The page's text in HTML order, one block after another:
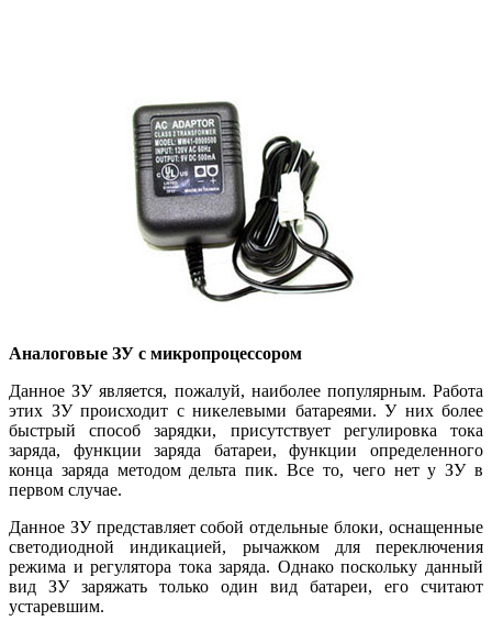
Аналоговые ЗУ с микропроцессором
Данное ЗУ является, пожалуй, наиболее популярным. Работа
этих ЗУ происходит с никелевыми батареями. У них более
быстрый способ зарядки, присутствует регулировка тока
заряда, функции заряда батареи, функции определенного
конца заряда методом дельта пик. Все то, чего нет у ЗУ в
первом случае.
Данное ЗУ представляет собой отдельные блоки, оснащенные
светодиодной индикацией, рычажком для переключения
режима и регулятора тока заряда. Однако поскольку данный
вид ЗУ заряжать только один вид батареи, его считают
устаревшим.